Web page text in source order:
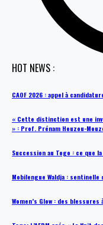
HOT NEWS :
CAOF 2026 : appel à
« Cette distinction est une
» : Prof. Prénam Houzou-
Succession au Togo : ce que
Mobilengue Waldja :
Women’s Glow : des